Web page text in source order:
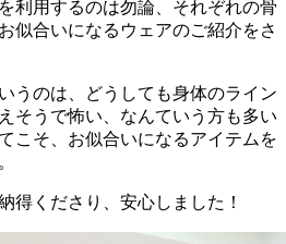
利用するのは勿論、それぞれの骨
似合いになるウェアのご紹介をさ
うのは、どうしても身体のライン
そうで怖い、なんていう方も多い
こそ、お似合いになるアイテムを
得くださり、安心しました！